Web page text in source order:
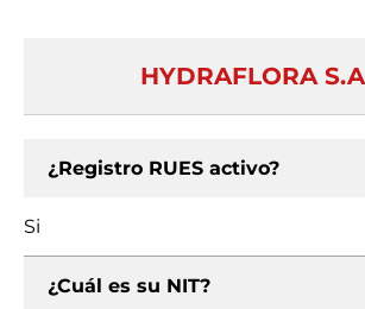
HYDRAFLORA
¿Registro RUES activo?
Si
¿Cuál es su NIT?